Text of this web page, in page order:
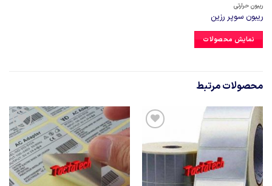
ریبون حرارتی
ریبون سوپر رزین
نمایش محصولات
محصولات مرتبط
به
افزودن
به
علاقه
مندی
ها